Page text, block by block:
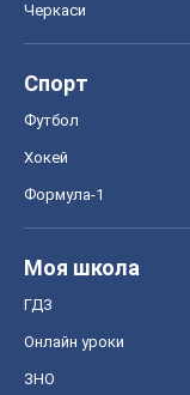
Черкаси
Спорт
Футбол
Хокей
Формула-1
Моя школа
ГДЗ
Онлайн уроки
ЗНО